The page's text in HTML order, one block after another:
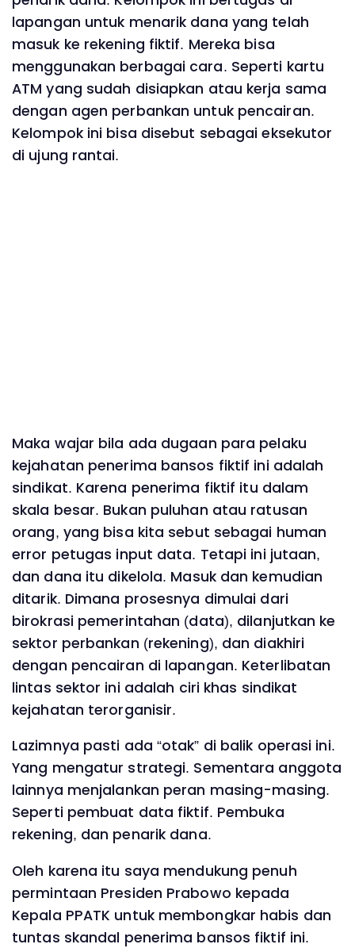
lapangan untuk menarik dana yang telah
masuk ke rekening fiktif. Mereka bisa
menggunakan berbagai cara. Seperti kartu
ATM yang sudah disiapkan atau kerja sama
dengan agen perbankan untuk pencairan.
Kelompok ini bisa disebut sebagai eksekutor
di ujung rantai.
Maka wajar bila ada dugaan para pelaku
kejahatan penerima bansos fiktif ini adalah
sindikat. Karena penerima fiktif itu dalam
skala besar. Bukan puluhan atau ratusan
orang, yang bisa kita sebut sebagai human
error petugas input data. Tetapi ini jutaan,
dan dana itu dikelola. Masuk dan kemudian
ditarik. Dimana prosesnya dimulai dari
birokrasi pemerintahan (data), dilanjutkan ke
sektor perbankan (rekening), dan diakhiri
dengan pencairan di lapangan. Keterlibatan
lintas sektor ini adalah ciri khas sindikat
kejahatan terorganisir.
Lazimnya pasti ada “otak” di balik operasi ini.
Yang mengatur strategi. Sementara anggota
lainnya menjalankan peran masing-masing.
Seperti pembuat data fiktif. Pembuka
rekening, dan penarik dana.
Oleh karena itu saya mendukung penuh
permintaan Presiden Prabowo kepada
Kepala PPATK untuk membongkar habis dan
tuntas skandal penerima bansos fiktif ini.